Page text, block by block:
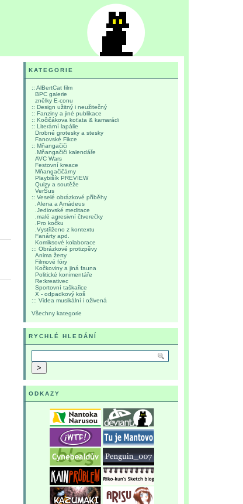
KATEGORIE
:: AlBertCat film
BPC galerie
znělky E-conu
:: Design užitný i neužitečný
:: Fanziny a jiné publikace
:: Kočičákova koťata & kamarádi
:: Literární lapálie
Drobné grotesky a stesky
Fanovské Fikce
:: Mňangačiči
.Mňangačiči kalendáře
AVC Wars
Festovní kreace
Mňangačičárny
Playbišík PREVIEW
Quizy a soutěže
VerŠus
:: Veselé obrázkové příběhy
.Alena a Amádeus
.Jediovské meditace
.malé agresivní čtverečky
.Pro kočku
.Vystřiženo z kontextu
Fanárty apd.
Komiksové kolaborace
::: Obrázkové protizpěvy
Anima žerty
Filmové fóry
Kočkoviny a jiná fauna
Politické konimentáře
Re:kreativec
Sportovní taškařice
X - odpadkový koš
::: Videa musikální i oživená
Všechny kategorie
RYCHLÉ HLEDÁNÍ
ODKAZY